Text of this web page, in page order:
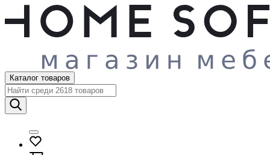
Каталог товаров